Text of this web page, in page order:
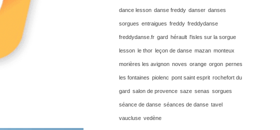
dance lesson danse freddy danser danses
sorgues entraigues freddy freddydanse
freddydanse.fr gard hérault l'isles sur la sorgue
lesson le thor leçon de danse mazan monteux
morières les avignon noves orange orgon pernes
les fontaines piolenc pont saint esprit rochefort du
gard salon de provence saze senas sorgues
séance de danse séances de danse tavel
vaucluse vedène